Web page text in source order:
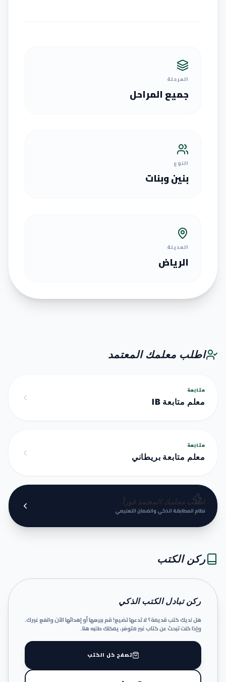
المرحلة
جميع المراحل
النوع
بنين وبنات
المدينة
الرياض
اطلب معلمك المعتمد
متابعة
معلم متابعة IB
متابعة
معلم متابعة بريطاني
اطلب معلمك المعتمد فوراً
نظام المطابقة الذكي والضمان التعليمي
ركن الكتب
ركن تبادل الكتب الذكي
هل لديك كتب قديمة؟ لا تدعها تضيع! قم ببيعها أو إهدائها الآن وانفع غيرك.
وإذا كنت تبحث عن كتاب غير متوفر، يمكنك طلبه هنا.
تصفح كل الكتب